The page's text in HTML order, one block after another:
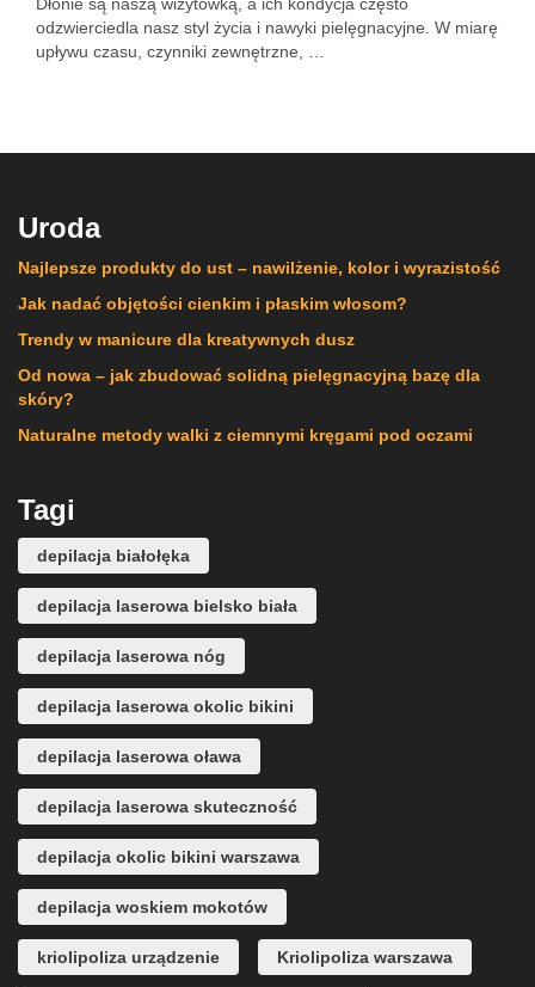
odzwierciedla nasz styl życia i nawyki pielęgnacyjne. W miarę
upływu czasu, czynniki zewnętrzne, …
Uroda
Najlepsze produkty do ust – nawilżenie, kolor i wyrazistość
Jak nadać objętości cienkim i płaskim włosom?
Trendy w manicure dla kreatywnych dusz
Od nowa – jak zbudować solidną pielęgnacyjną bazę dla
skóry?
Naturalne metody walki z ciemnymi kręgami pod oczami
Tagi
depilacja białołęka
depilacja laserowa bielsko biała
depilacja laserowa nóg
depilacja laserowa okolic bikini
depilacja laserowa oława
depilacja laserowa skuteczność
depilacja okolic bikini warszawa
depilacja woskiem mokotów
kriolipoliza urządzenie Kriolipoliza warszawa